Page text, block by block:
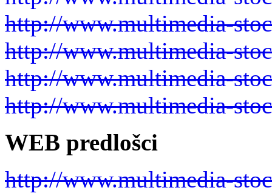
http://www.multimedia-
http://www.multimedia-
http://www.multimedia-
http://www.multimedia-
WEB predlošci
http://www.multimedia-